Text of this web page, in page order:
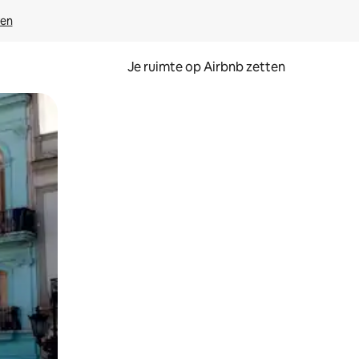
Je ruimte op Airbnb zetten
of swipen.